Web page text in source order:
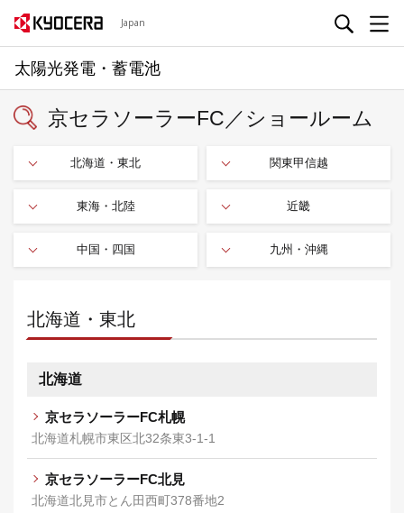
Japan
太陽光発電・蓄電池
京セラソーラーFC／ショールーム
北海道・東北 関東甲信越
東海・北陸 近畿
中国・四国 九州・沖縄
北海道・東北
北海道
京セラソーラーFC札幌
北海道札幌市東区北32条東3-1-1
京セラソーラーFC北見
北海道北見市とん田西町378番地2